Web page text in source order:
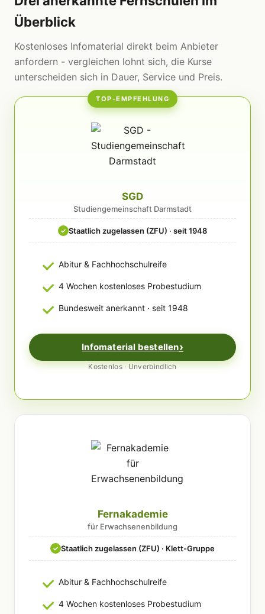
Überblick
Kostenloses Infomaterial direkt beim Anbieter
anfordern - vergleichen lohnt sich, die Kurse
unterscheiden sich in Dauer, Service und Preis.
TOP-EMPFEHLUNG
SGD
Studiengemeinschaft Darmstadt
✓ Staatlich zugelassen (ZFU) · seit 1948
Abitur & Fachhochschulreife
4 Wochen kostenloses Probestudium
Bundesweit anerkannt · seit 1948
Infomaterial bestellen
Kostenlos · Unverbindlich
Fernakademie
für Erwachsenenbildung
✓ Staatlich zugelassen (ZFU) · Klett-Gruppe
Abitur & Fachhochschulreife
4 Wochen kostenloses Probestudium